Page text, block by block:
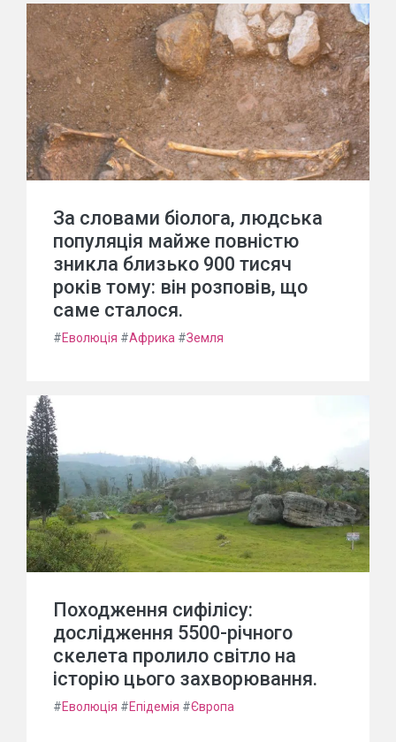
За словами біолога, людська
популяція майже повністю
зникла близько 900 тисяч
років тому: він розповів, що
саме сталося.
#Еволюція #Африка #Земля
Походження сифілісу:
дослідження 5500-річного
скелета пролило світло на
історію цього захворювання.
#Еволюція #Епідемія #Європа